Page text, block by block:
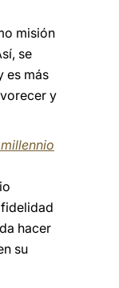
misión
se
es más
y
hacer
su